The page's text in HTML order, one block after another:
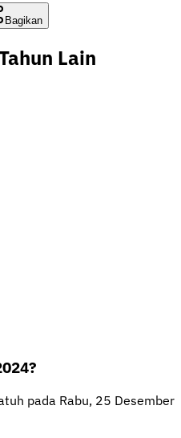
Bagikan
Lain
pada Rabu, 25 Desember